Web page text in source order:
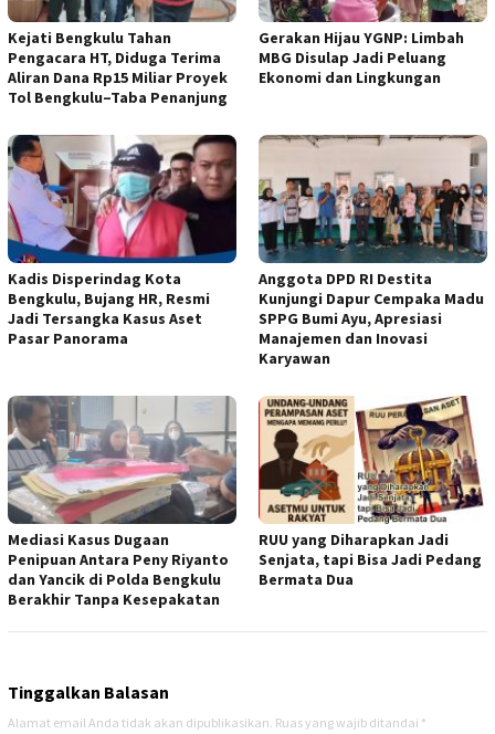
Kejati Bengkulu Tahan
Pengacara HT, Diduga Terima
Aliran Dana Rp15 Miliar Proyek
Tol Bengkulu–Taba Penanjung
Gerakan Hijau YGNP: Limbah
MBG Disulap Jadi Peluang
Ekonomi dan Lingkungan
Kadis Disperindag Kota
Bengkulu, Bujang HR, Resmi
Jadi Tersangka Kasus Aset
Pasar Panorama
Anggota DPD RI Destita
Kunjungi Dapur Cempaka Madu
SPPG Bumi Ayu, Apresiasi
Manajemen dan Inovasi
Karyawan
Mediasi Kasus Dugaan
Penipuan Antara Peny Riyanto
dan Yancik di Polda Bengkulu
Berakhir Tanpa Kesepakatan
RUU yang Diharapkan Jadi
Senjata, tapi Bisa Jadi Pedang
Bermata Dua
Tinggalkan Balasan
Alamat email Anda tidak akan dipublikasikan. Ruas yang wajib ditandai *